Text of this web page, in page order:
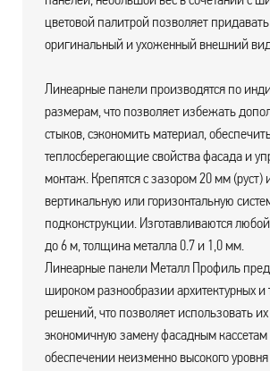
цветовой палитрой позволяет
оригинальный и ухоженный внешний
Линеарные панели производятся по
размерам, что позволяет избежать
стыков, сэкономить материал,
теплосберегающие свойства фасада и
монтаж. Крепятся с зазором 20 мм (руст)
вертикальную или горизонтальную
подконструкции. Изготавливаются
до 6 м, толщина металла 0.7 и 1,0 мм.
Линеарные панели Металл Профиль
широком разнообразии архитектурных и
решений, что позволяет использовать
экономичную замену фасадным
обеспечении неизменно высокого уровня